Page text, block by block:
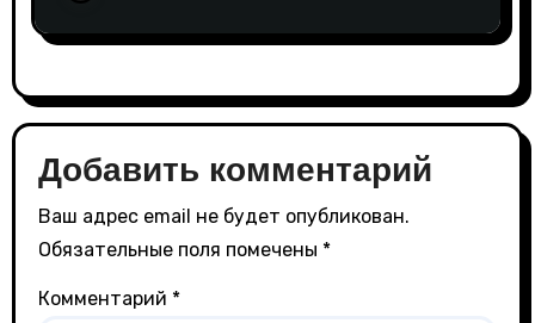
Добавить комментарий
Ваш адрес email не будет опубликован.
Обязательные поля помечены *
Комментарий *